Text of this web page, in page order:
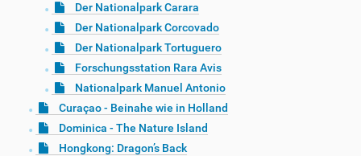
Der Nationalpark Carara
Der Nationalpark Corcovado
Der Nationalpark Tortuguero
Forschungsstation Rara Avis
Nationalpark Manuel Antonio
Curaçao - Beinahe wie in Holland
Dominica - The Nature Island
Hongkong: Dragon’s Back